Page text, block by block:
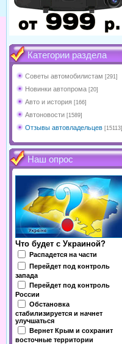
Категории раздела
Советы автомобилистам [291]
Новинки автопрома [20]
Авто и история [166]
Автоновости [1589]
Отзывы автовладельцев [15113]
Наш опрос
Что будет с Украиной?
Распадется на части
Перейдет под контроль
запада
Перейдет под контроль
России
Обстановка
стабилизируется и начнет
улучшаться
Вернет Крым и сохранит
восточные территории